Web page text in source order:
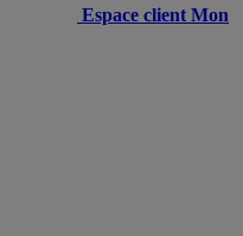
Espace client Mon